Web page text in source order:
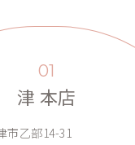
01
津 本店
市乙部14-31